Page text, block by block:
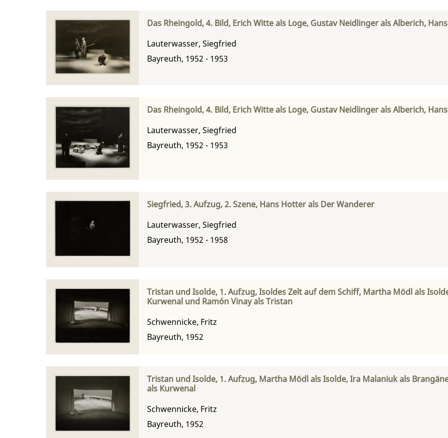
Das Rheingold, 4. Bild, Erich Witte als Loge, Gustav Neidlinger als Alberich,
Lauterwasser, Siegfried
Bayreuth, 1952 - 1953
Das Rheingold, 4. Bild, Erich Witte als Loge, Gustav Neidlinger als Alberich,
Lauterwasser, Siegfried
Bayreuth, 1952 - 1953
Siegfried, 3. Aufzug, 2. Szene, Hans Hotter als Der Wanderer
Lauterwasser, Siegfried
Bayreuth, 1952 - 1958
Tristan und Isolde, 1. Aufzug, Isoldes Zelt auf dem Schiff, Martha Mödl als
Kurwenal und Ramón Vinay als Tristan
Schwennicke, Fritz
Bayreuth, 1952
Tristan und Isolde, 1. Aufzug, Martha Mödl als Isolde, Ira Malaniuk als
als Kurwenal
Schwennicke, Fritz
Bayreuth, 1952